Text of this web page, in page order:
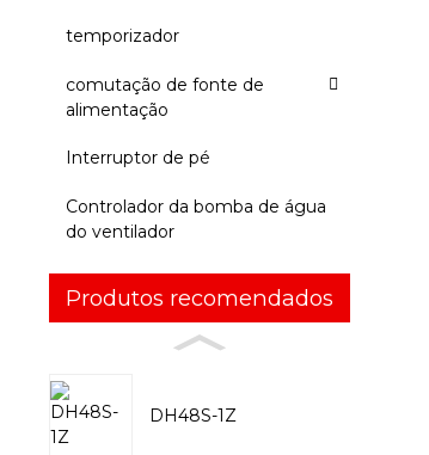
temporizador
comutação de fonte de
alimentação
Interruptor de pé
Controlador da bomba de água
do ventilador
Produtos recomendados
DH48S-1Z